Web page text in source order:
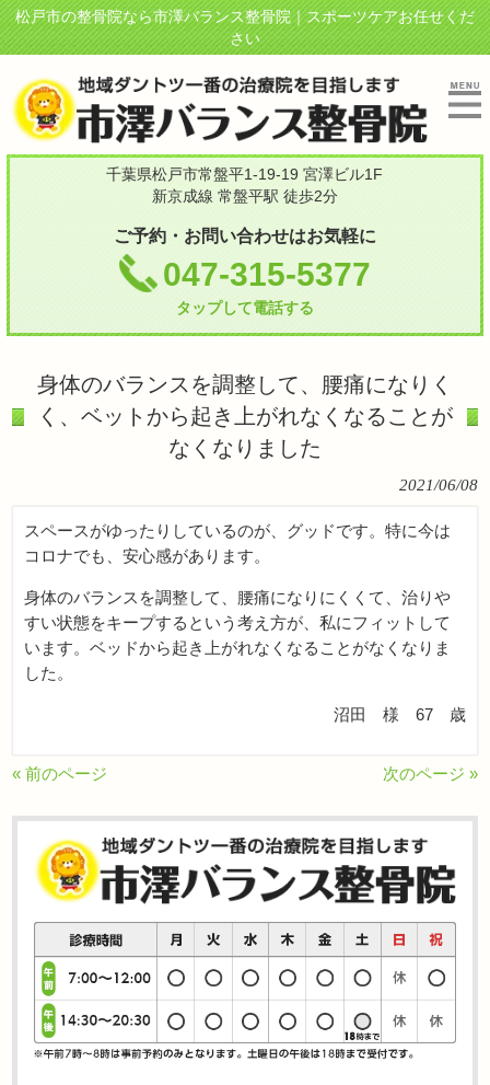
松戸市の整骨院なら市澤バランス整骨院｜スポーツケアお任せくだ
さい
千葉県松戸市常盤平1-19-19 宮澤ビル1F
新京成線 常盤平駅 徒歩2分
ご予約・お問い合わせはお気軽に
047-315-5377
タップして電話する
身体のバランスを調整して、腰痛になりく
く、ベットから起き上がれなくなることが
なくなりました
2021/06/08
スペースがゆったりしているのが、グッドです。特に今は
コロナでも、安心感があります。
身体のバランスを調整して、腰痛になりにくくて、治りや
すい状態をキープするという考え方が、私にフィットして
います。ベッドから起き上がれなくなることがなくなりま
した。
沼田 様 67 歳
« 前のページ 次のページ »